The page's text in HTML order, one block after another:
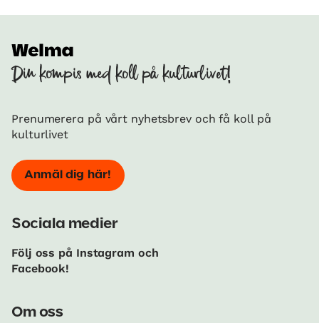
Din kompis med koll på kulturlivet!
Prenumerera på vårt nyhetsbrev och få koll på
kulturlivet
Anmäl dig här!
Sociala medier
Följ oss på Instagram och
Facebook!
Om oss